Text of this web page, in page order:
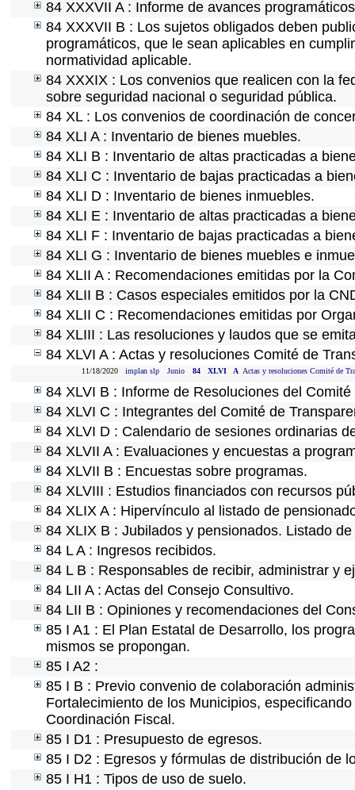
84 XXXVII A : Informe de avances
84 XXXVII B : Los sujetos obligados deben
programáticos, que le sean aplicables en
normatividad aplicable.
84 XXXIX : Los convenios que realicen con la
sobre seguridad nacional o seguridad pública.
84 XL : Los convenios de coordinación de
84 XLI A : Inventario de bienes muebles.
84 XLI B : Inventario de altas practicadas a
84 XLI C : Inventario de bajas practicadas a
84 XLI D : Inventario de bienes inmuebles.
84 XLI E : Inventario de altas practicadas a
84 XLI F : Inventario de bajas practicadas a
84 XLI G : Inventario de bienes muebles e
84 XLII A : Recomendaciones emitidas por la
84 XLII B : Casos especiales emitidos por la
84 XLII C : Recomendaciones emitidas por
84 XLIII : Las resoluciones y laudos que se
84 XLVI A : Actas y resoluciones Comité de
11/18/2020 implan slp Junio 84 XLVI A Actas y resoluciones Comité de
84 XLVI B : Informe de Resoluciones del
84 XLVI C : Integrantes del Comité de
84 XLVI D : Calendario de sesiones ordinarias
84 XLVII A : Evaluaciones y encuestas a
84 XLVII B : Encuestas sobre programas.
84 XLVIII : Estudios financiados con recursos
84 XLIX A : Hipervínculo al listado de
84 XLIX B : Jubilados y pensionados. Listado
84 L A : Ingresos recibidos.
84 L B : Responsables de recibir, administrar y
84 LII A : Actas del Consejo Consultivo.
84 LII B : Opiniones y recomendaciones del
85 I A1 : El Plan Estatal de Desarrollo, los
mismos se propongan.
85 I A2 :
85 I B : Previo convenio de colaboración
Fortalecimiento de los Municipios,
Coordinación Fiscal.
85 I D1 : Presupuesto de egresos.
85 I D2 : Egresos y fórmulas de distribución de
85 I H1 : Tipos de uso de suelo.